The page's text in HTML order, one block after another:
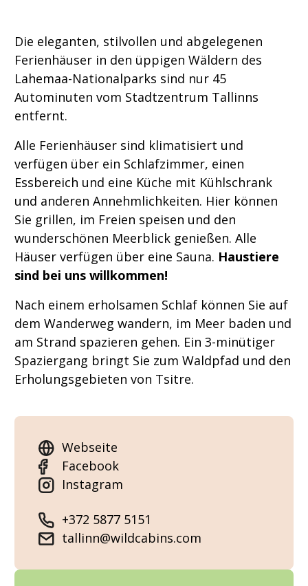
Die eleganten, stilvollen und abgelegenen
Ferienhäuser in den üppigen Wäldern des
Lahemaa-Nationalparks sind nur 45
Autominuten vom Stadtzentrum Tallinns
entfernt.
Alle Ferienhäuser sind klimatisiert und
verfügen über ein Schlafzimmer, einen
Essbereich und eine Küche mit Kühlschrank
und anderen Annehmlichkeiten. Hier können
Sie grillen, im Freien speisen und den
wunderschönen Meerblick genießen. Alle
Häuser verfügen über eine Sauna. Haustiere
sind bei uns willkommen!
Nach einem erholsamen Schlaf können Sie auf
dem Wanderweg wandern, im Meer baden und
am Strand spazieren gehen. Ein 3-minütiger
Spaziergang bringt Sie zum Waldpfad und den
Erholungsgebieten von Tsitre.
Webseite
Facebook
Instagram
+372 5877 5151
tallinn@wildcabins.com